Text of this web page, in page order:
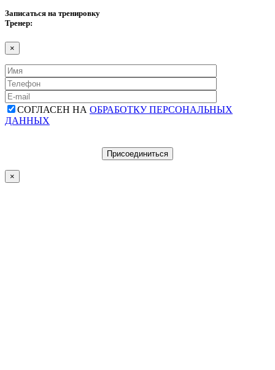
Записаться на тренировку
Тренер:
×
СОГЛАСЕН НА ОБРАБОТКУ ПЕРСОНАЛЬНЫХ
ДАННЫХ
×